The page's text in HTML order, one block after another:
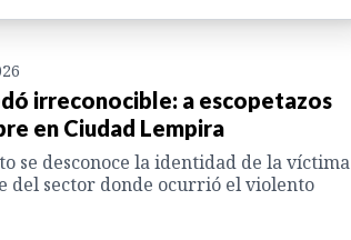
irreconocible: a escopetazos
en Ciudad Lempira
se desconoce la identidad de la víctima
del sector donde ocurrió el violento